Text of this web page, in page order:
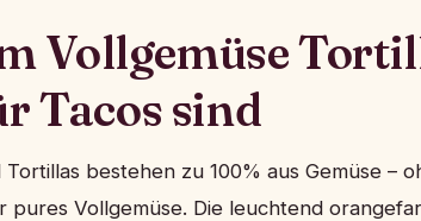
Vollgemüse
Tacos sind
bestehen zu 100% aus Gemüse –
pures Vollgemüse. Die leuchtend